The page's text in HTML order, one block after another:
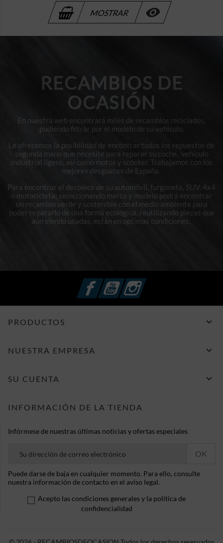
MOSTRAR 
RECAMBIOS DE
OCASIÓN
En nuestra web encontrará miles de recambios reciclados,
pudiendo filtrar por el modelo de su vehículo.
Le ofrecemos la posibilidad de encontrar todos los repuestos de
segunda mano que necesite para reparar su coche, vehículo
industrial ligero, así como motos y scooter. Trabajamos con los
mejores desguaces de España.
Para encontrar el despiece de su automóvil, furgoneta, SUV, 4x4
o motocicleta; seleccionando marca y modelo podrá encontrar
un recambio verde y sostenible con el medio ambiente para
poder repararlo de una forma ecológica, reutilizando piezas que
aún siendo usadas, están en optimas condiciones.
FacebookYouTubeInstagram
PRODUCTOS 
NUESTRA EMPRESA 
SU CUENTA 
INFORMACIÓN DE LA TIENDA
Infórmese de nuestras últimas noticias y ofertas especiales
Puede darse de baja en cualquier momento. Para ello, consulte
nuestra información de contacto en el aviso legal.
Acepto las condiciones generales y la política de
confidencialidad